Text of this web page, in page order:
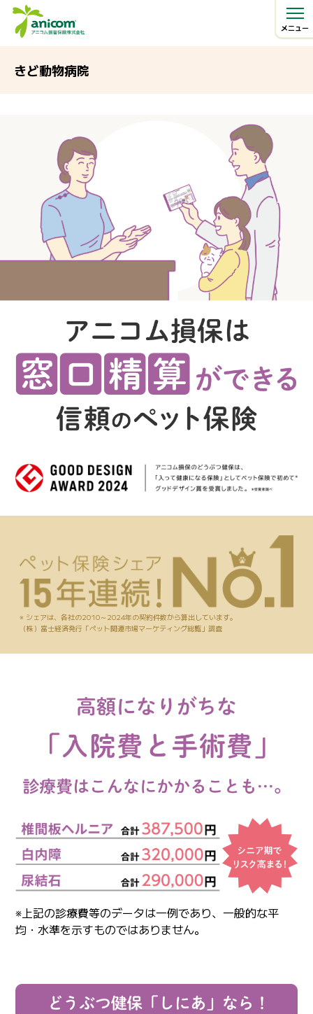
メニュー
きど動物病院
※ シェアは、各社の2010～2024年の契約件数から算出しています。
（株）富士経済発行「ペット関連市場マーケティング総覧」調査
※上記の診療費等のデータは一例であり、一般的な平
均・水準を示すものではありません。